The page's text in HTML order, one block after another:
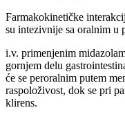
Farmakokinetičke
su intezivnije sa oralnim u
i.v. primenjenim
gornjem delu
će se peroralnim putem
raspoloživost, dok se pri
klirens.